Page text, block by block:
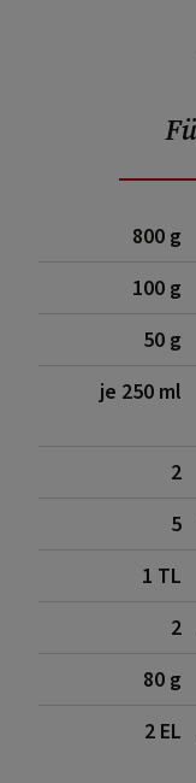
800 g
100 g
50 g
je 250 ml
2
5
1 TL
2
80 g
2 EL